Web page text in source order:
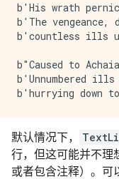
b'His wrath
b'The vengeance,
b'countless ills
b"Caused to
b'Unnumbered
默认情况下，
行，但这可能并不理
或者包含注释）。可